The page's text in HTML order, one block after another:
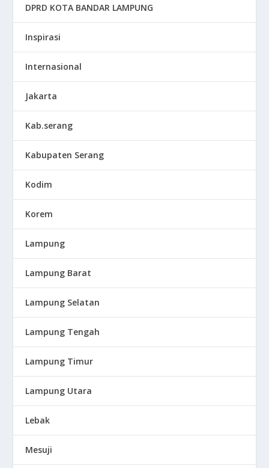
DPRD KOTA BANDAR LAMPUNG
Inspirasi
Internasional
Jakarta
Kab.serang
Kabupaten Serang
Kodim
Korem
Lampung
Lampung Barat
Lampung Selatan
Lampung Tengah
Lampung Timur
Lampung Utara
Lebak
Mesuji